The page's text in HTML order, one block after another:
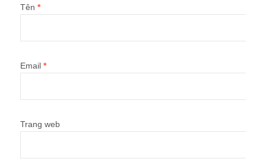
Tên *
Email *
Trang web